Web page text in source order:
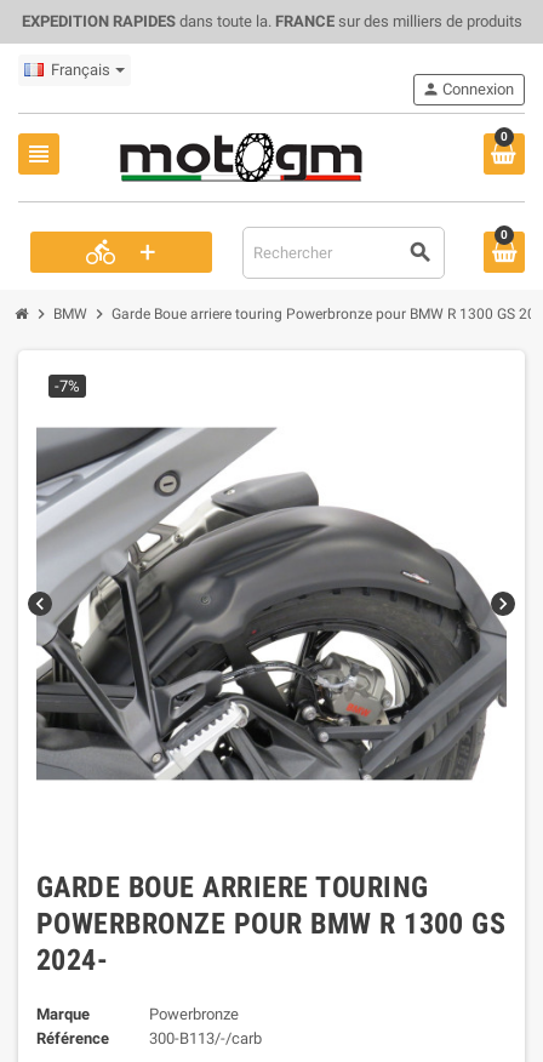
EXPEDITION RAPIDESdans toute la. FRANCEsur des milliers de produits
Français
view_headline
0
directions_bike + search
person Connexion
0
chevron_right BMW chevron_right Garde Boue arriere touring Powerbronze pour BMW R 1300 GS
chevron_left chevron_right
-7%
GARDE BOUE ARRIERE TOURING
POWERBRONZE POUR BMW R 1300 GS
2024-
Marque
Powerbronze
Référence
300-B113/-/carb